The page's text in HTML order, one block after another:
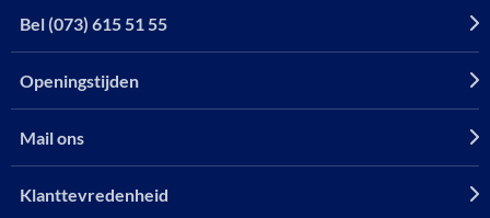
Bel (073) 615 51 55
Openingstijden
Mail ons
Klanttevredenheid